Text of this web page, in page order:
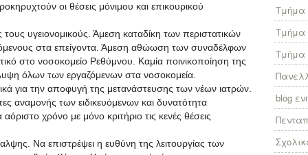
οι θέσεις μόνιμου και επικουρικού
υγειονομικούς. Άμεση καταδίκη των περιστατικών
στα επείγοντα. Άμεση αθώωση των συναδέλφων
στο νοσοκομείο Ρεθύμνου. Καμία ποινικοποίηση της
όλων των εργαζόμενων στα νοσοκομεία.
για την αποφυγή της μετανάστευσης των νέων ιατρών.
αναμονής των ειδικευόμενων και δυνατότητα
χρόνο με μόνο κριτήριο τις κενές θέσεις
Να επιστρέψει η ευθύνη της λειτουργίας των
Τμήμα
Τμήμα
Τμήμα
blog